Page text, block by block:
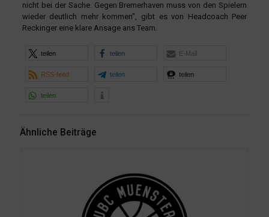
nicht bei der Sache. Gegen Bremerhaven muss von den Spielern
wieder deutlich mehr kommen”, gibt es von Headcoach Peer
Reckinger eine klare Ansage ans Team.
teilen teilen E-Mail
RSS-feed teilen teilen
teilen
Ähnliche Beiträge